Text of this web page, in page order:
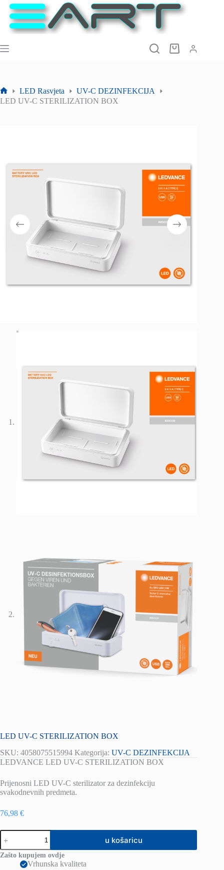
Preskoči
sadržaj
Košarica
Početna
LED Rasvjeta
UV-C DEZINFEKCIJA
LED UV-C STERILIZATION BOX
LED UV-C STERILIZATION BOX
SKU: 4058075515994 Kategorija: UV-C DEZINFEKCIJA
LEDVANCE LED UV-C STERILIZATION BOX
Prijenosni LED UV-C sterilizator za dezinfekciju
svakodnevnih predmeta.
76,98 €
LED
UV-
C
STERILIZATION
u košaricu
Zašto kupujem ovdje
Vrhunska kvaliteta